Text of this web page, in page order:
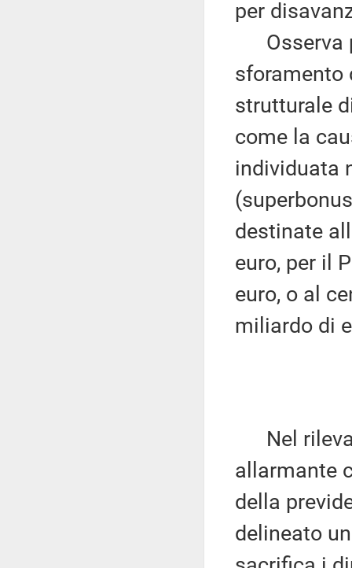
per
Osserva
sforamento
strutturale
come la
individuata
destinate
euro, per il
euro, o al
miliardo di
Nel
allarmante
della
delineato